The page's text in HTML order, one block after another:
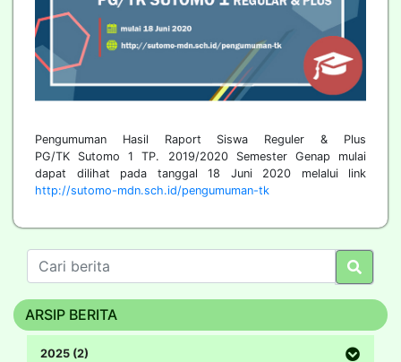
Pengumuman Hasil Raport Siswa Reguler & Plus
PG/TK Sutomo 1 TP. 2019/2020 Semester Genap mulai
dapat dilihat pada tanggal 18 Juni 2020 melalui link
http://sutomo-mdn.sch.id/pengumuman-tk
ARSIP BERITA
2025 (2)